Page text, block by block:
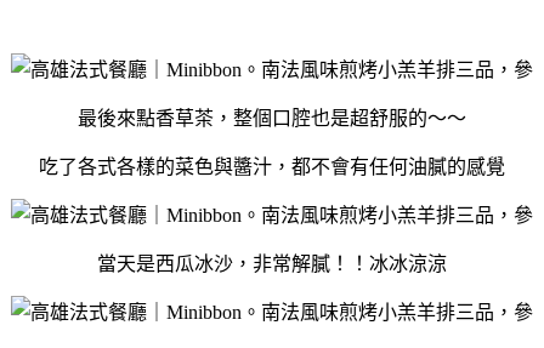
最後來點香草茶，整個口腔也是超舒服的～～
吃了各式各樣的菜色與醬汁，都不會有任何油膩的感覺
當天是西瓜冰沙，非常解膩！！冰冰涼涼